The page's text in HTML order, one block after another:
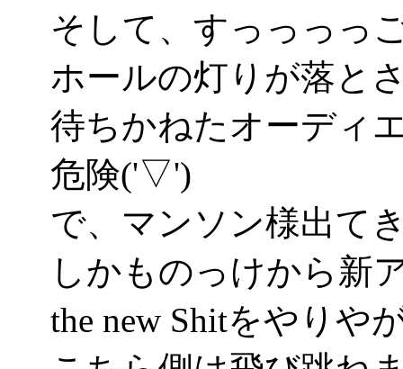
そして、すっっっっ
ホールの灯りが落と
待ちかねたオーディ
危険('▽')
で、マンソン様出て
しかものっけから新
the new Shitをやりや